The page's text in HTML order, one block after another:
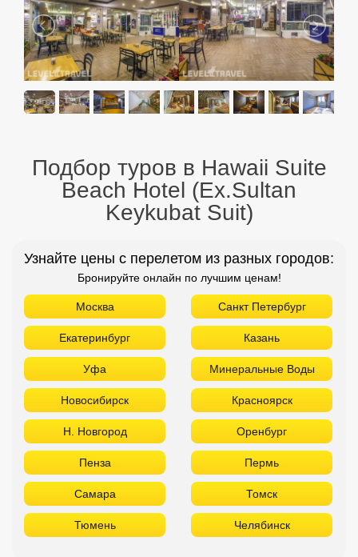
Подбор туров в Hawaii Suite
Beach Hotel (Ex.Sultan
Keykubat Suit)
Узнайте цены с перелетом из разных городов:
Бронируйте онлайн по лучшим ценам!
Москва Санкт Петербург
Екатеринбург Казань
Уфа Минеральные Воды
Новосибирск Красноярск
Н. Новгород Оренбург
Пенза Пермь
Самара Томск
Тюмень Челябинск